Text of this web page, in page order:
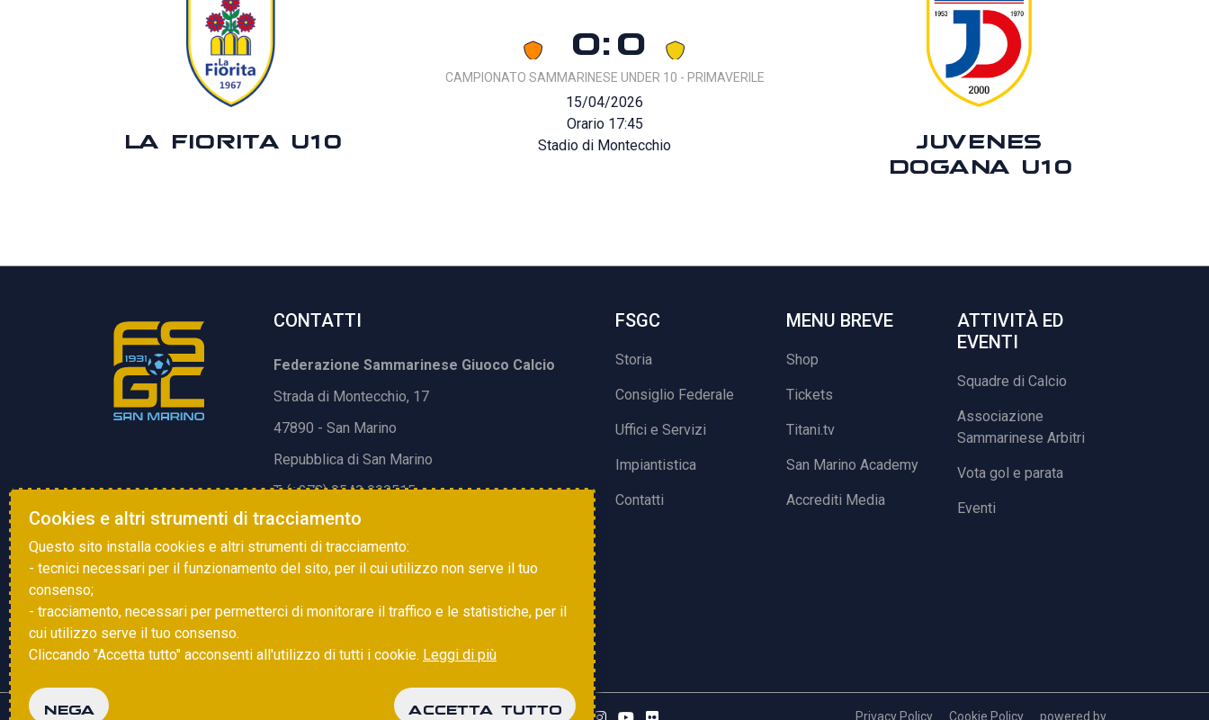
LA FIORITA U10
0:0
CAMPIONATO SAMMARINESE UNDER 10 - PRIMAVERILE
15/04/2026
Orario 17:45
Stadio di Montecchio
JUVENES
DOGANA U10
CONTATTI
Federazione Sammarinese Giuoco Calcio
Strada di Montecchio, 17
47890 - San Marino
Repubblica di San Marino
T. (+378) 0549 990515
E.info@fsgc.sm
FSGC
Storia
Consiglio Federale
Uffici e Servizi
Impiantistica
Contatti
MENU BREVE
Shop
Tickets
Titani.tv
San Marino Academy
Accrediti Media
ATTIVITÀ ED
EVENTI
Squadre di Calcio
Associazione
Sammarinese Arbitri
Vota gol e parata
Eventi
Copyright © 2025 FSGC. Tutti i diritti riservati Privacy Policy Cookie Policy powered by
Cookies e altri strumenti di tracciamento
Questo sito installa cookies e altri strumenti di tracciamento:
- tecnici necessari per il funzionamento del sito, per il cui utilizzo non serve il tuo
consenso;
- tracciamento, necessari per permetterci di monitorare il traffico e le statistiche, per il
cui utilizzo serve il tuo consenso.
Cliccando "Accetta tutto" acconsenti all'utilizzo di tutti i cookie. Leggi di più
NEGA ACCETTA TUTTO